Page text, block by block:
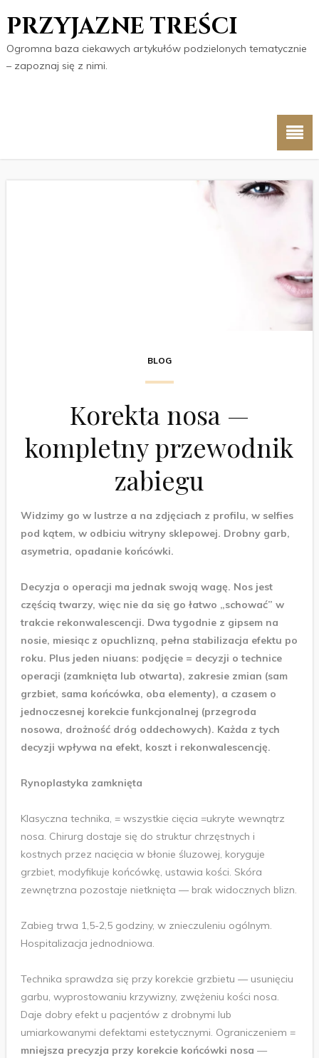
PRZYJAZNE TREŚCI
Ogromna baza ciekawych artykułów podzielonych tematycznie
– zapoznaj się z nimi.
BLOG
Korekta nosa —
kompletny przewodnik
zabiegu
Widzimy go w lustrze a na zdjęciach z profilu, w selfies
pod kątem, w odbiciu witryny sklepowej. Drobny garb,
asymetria, opadanie końcówki.
Decyzja o operacji ma jednak swoją wagę. Nos jest
częścią twarzy, więc nie da się go łatwo „schować” w
trakcie rekonwalescencji. Dwa tygodnie z gipsem na
nosie, miesiąc z opuchlizną, pełna stabilizacja efektu po
roku. Plus jeden niuans: podjęcie = decyzji o technice
operacji (zamknięta lub otwarta), zakresie zmian (sam
grzbiet, sama końcówka, oba elementy), a czasem o
jednoczesnej korekcie funkcjonalnej (przegroda
nosowa, drożność dróg oddechowych). Każda z tych
decyzji wpływa na efekt, koszt i rekonwalescencję.
Rynoplastyka zamknięta
Klasyczna technika, = wszystkie cięcia =ukryte wewnątrz
nosa. Chirurg dostaje się do struktur chrzęstnych i
kostnych przez nacięcia w błonie śluzowej, koryguje
grzbiet, modyfikuje końcówkę, ustawia kości. Skóra
zewnętrzna pozostaje nietknięta — brak widocznych blizn.
Zabieg trwa 1,5-2,5 godziny, w znieczuleniu ogólnym.
Hospitalizacja jednodniowa.
Technika sprawdza się przy korekcie grzbietu — usunięciu
garbu, wyprostowaniu krzywizny, zwężeniu kości nosa.
Daje dobry efekt u pacjentów z drobnymi lub
umiarkowanymi defektami estetycznymi. Ograniczeniem =
mniejsza precyzja przy korekcie końcówki nosa —